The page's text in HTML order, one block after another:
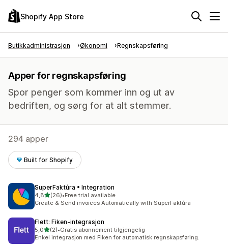
Shopify App Store
Butikkadministrasjon Økonomi Regnskapsføring
Apper for regnskapsføring
Spor penger som kommer inn og ut av
bedriften, og sørg for at alt stemmer.
294 apper
Built for Shopify
SuperFaktúra • Integration
4,8av 5 stjerner
(26)
Totalt 26 omtaler
•Free trial available
Create & Send invoices Automatically with SuperFaktúra
Flett: Fiken‑integrasjon
5,0av 5 stjerner
(2)
Totalt 2 omtaler
•Gratis abonnement tilgjengelig
Enkel integrasjon med Fiken for automatisk regnskapsføring.